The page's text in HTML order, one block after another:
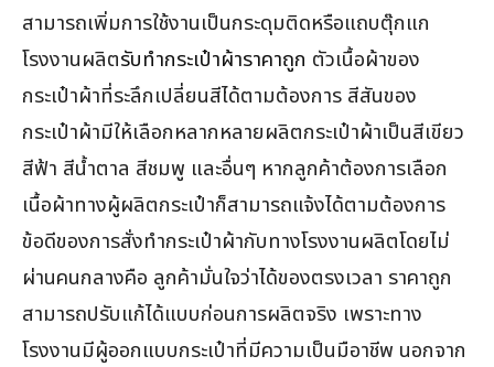
สามารถเพิ่มการใช้งานเป็นกระดุมติดหรือแถบตุ๊กแก
โรงงานผลิตรับทำกระเป๋าผ้าราคาถูก ตัวเนื้อผ้าของ
กระเป๋าผ้าที่ระลึกเปลี่ยนสีได้ตามต้องการ สีสันของ
กระเป๋าผ้ามีให้เลือกหลากหลายผลิตกระเป๋าผ้าเป็นสีเขียว
สีฟ้า สีน้ำตาล สีชมพู และอื่นๆ หากลูกค้าต้องการเลือก
เนื้อผ้าทางผู้ผลิตกระเป๋าก็สามารถแจ้งได้ตามต้องการ
ข้อดีของการสั่งทำกระเป๋าผ้ากับทางโรงงานผลิตโดยไม่
ผ่านคนกลางคือ ลูกค้ามั่นใจว่าได้ของตรงเวลา ราคาถูก
สามารถปรับแก้ได้แบบก่อนการผลิตจริง เพราะทาง
โรงงานมีผู้ออกแบบกระเป๋าที่มีความเป็นมือาชีพ นอกจาก